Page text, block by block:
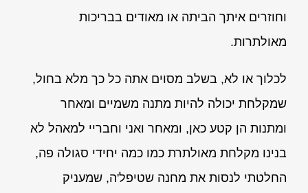
וחוזרים איתך הביתה או מאודים בבריכות
מאולתרות.
לכלוך או לא, בשלב מסוים אתה כל כך מלא בחול,
שמקלחת יכולה להיות מתנה משמיים ומאחר
ומתנות הן קטע כאן, ומאחר ואני וחבריי למאהל לא
בנינו מקלחת מאולתרת כמו כמה יחידי סגולה פה,
החלטתי לנסות את מחנה שטיפל'ה, שמעניק